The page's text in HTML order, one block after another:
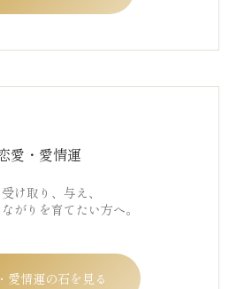
愛・愛情運
け取り、与え、
がりを育てたい方へ。
愛情運の石を見る